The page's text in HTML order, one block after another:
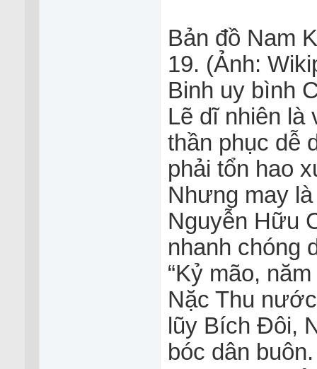
Bản đồ Nam
19. (Ảnh:
Binh uy bình
Lẽ dĩ nhiên là
thần phục dễ
phải tổn hao
Nhưng may
Nguyễn Hữu
nhanh chóng
“Kỷ mão,
Nặc Thu
lũy Bích Đôi,
bóc dân